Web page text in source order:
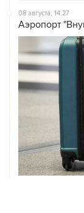
08 августа, 14:27
Аэропорт